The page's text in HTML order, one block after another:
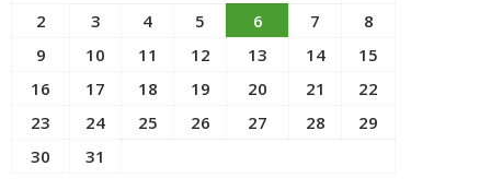
2
3 4 5 6 7
8
9
10 11 12 13 14
15
16
17 18 19 20 21
22
23
24 25 26 27 28
29
30
31